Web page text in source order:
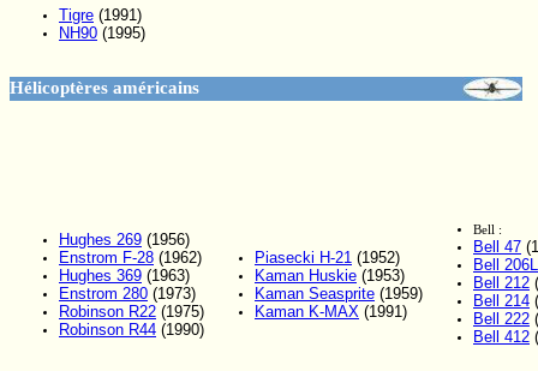
Tigre (1991)
NH90 (1995)
Hélicoptères américains
Hughes 269 (1956)
Enstrom F-28 (1962)
Hughes 369 (1963)
Enstrom 280 (1973)
Robinson R22 (1975)
Robinson R44 (1990)
Piasecki H-21 (1952)
Kaman Huskie (1953)
Kaman Seasprite (1959)
Kaman K-MAX (1991)
Bell :
Bell 47
Bell 206L
Bell 212
Bell 214
Bell 222
Bell 412